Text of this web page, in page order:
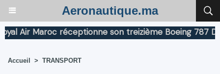
Aeronautique.ma
Maroc réceptionne son treizième Boeing 787
Accueil > TRANSPORT